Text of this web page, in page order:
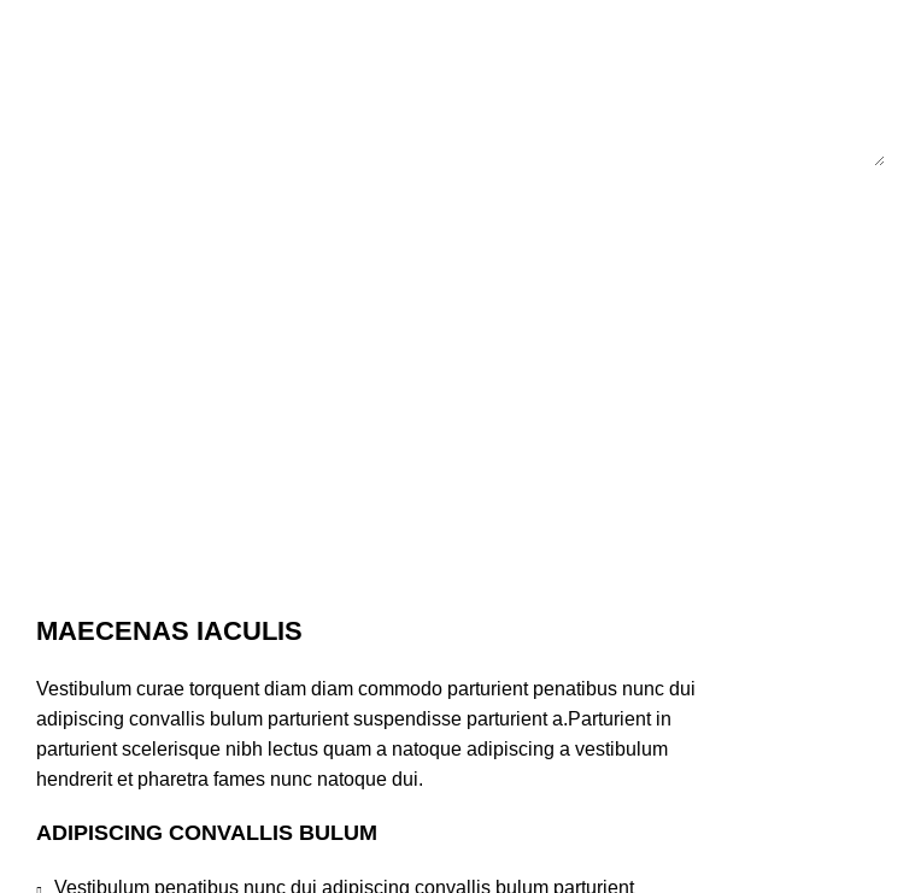
MAECENAS IACULIS
Vestibulum curae torquent diam diam commodo parturient penatibus nunc dui
adipiscing convallis bulum parturient suspendisse parturient a.Parturient in
parturient scelerisque nibh lectus quam a natoque adipiscing a vestibulum
hendrerit et pharetra fames nunc natoque dui.
ADIPISCING CONVALLIS BULUM
Vestibulum penatibus nunc dui adipiscing convallis bulum parturient